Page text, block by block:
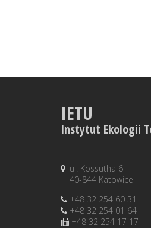
IETU
Instytut Ekologii
ul. Kossutha 6
40-844 Katowice
+48 32 254 60 31
+48 32 254 01 64
+48 32 254 17 17